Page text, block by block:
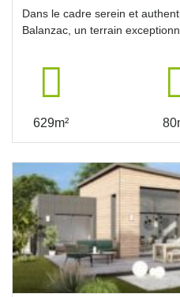
Dans le cadre serein et
Balanzac, un terrain
629m²